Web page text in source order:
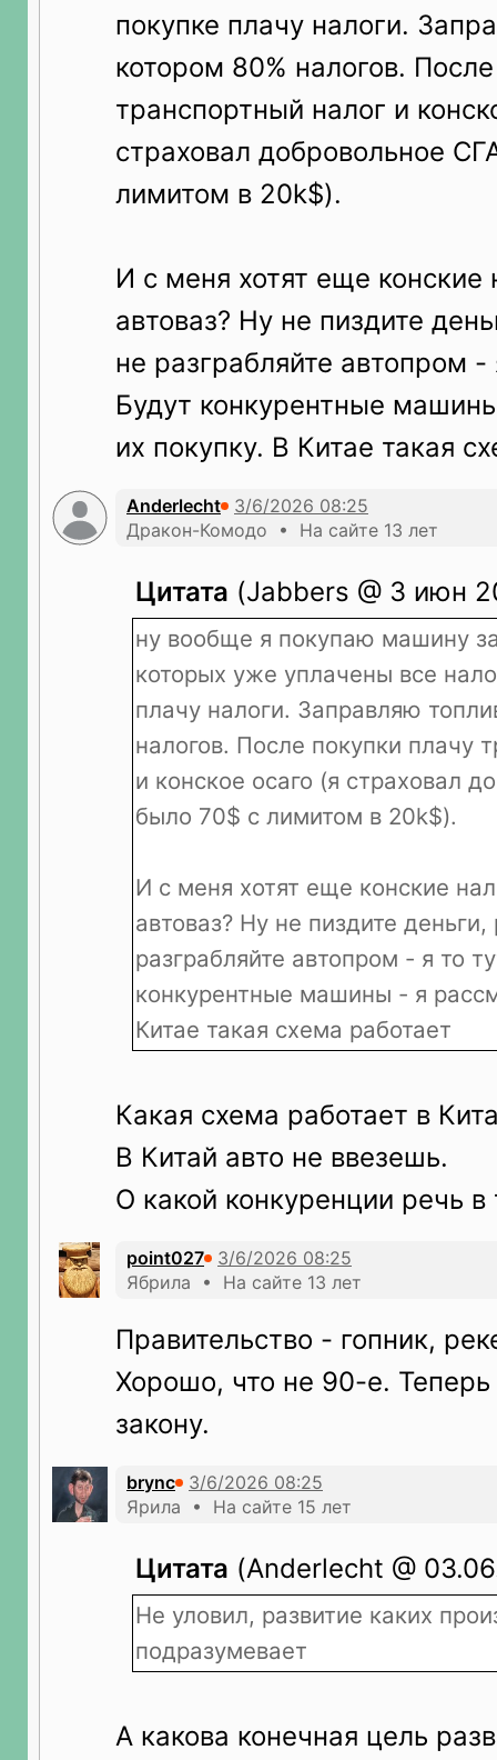
покупке плачу налоги.
котором 80% налогов.
транспортный налог и
страховал добровольное
лимитом в 20k$).
И с меня хотят еще конские
автоваз? Ну не пиздите
не разграбляйте автопром
Будут конкурентные
их покупку. В Китае такая
Anderlecht
Дракон-Комодо • На сайте 13 лет
Цитата (Jabbers @ 3 июн
ну вообще я покупаю машину
которых уже уплачены все
плачу налоги. Заправляю
налогов. После покупки плачу
и конское осаго (я страховал
было 70$ с лимитом в 20k$).
И с меня хотят еще конские
автоваз? Ну не пиздите деньги,
разграбляйте автопром - я то
конкурентные машины - я
Китае такая схема работает
Какая схема работает в
В Китай авто не ввезешь.
О какой конкуренции речь в
point027
Ябрила • На сайте 13 лет
Правительство - гопник,
Хорошо, что не 90-е. Теперь
закону.
brync
Ярила • На сайте 15 лет
Цитата (Anderlecht @
Не уловил, развитие каких
подразумевает
А какова конечная цель